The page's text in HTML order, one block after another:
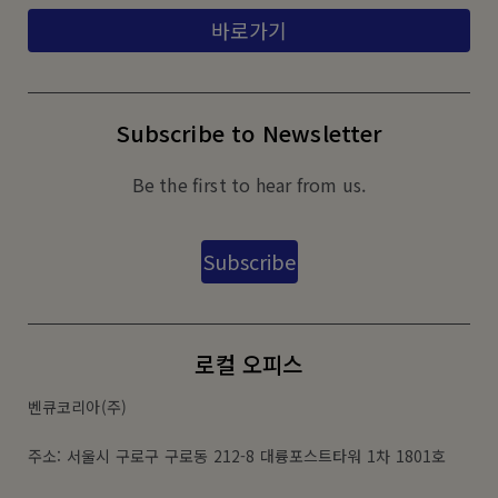
바로가기
Subscribe to Newsletter
Be the first to hear from us.
Subscribe
로컬 오피스
벤큐코리아(주)
주소: 서울시 구로구 구로동 212-8 대륭포스트타워 1차 1801호